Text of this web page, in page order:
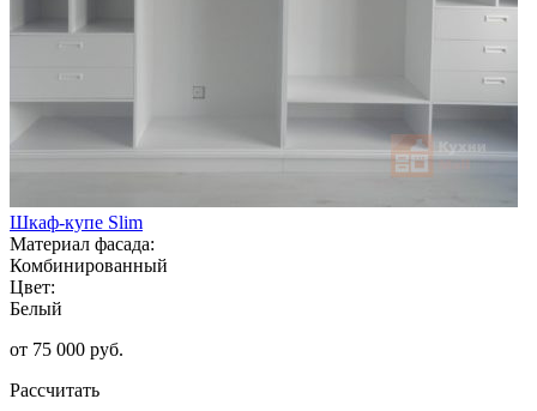
Шкаф-купе Slim
Материал фасада:
Комбинированный
Цвет:
Белый
от 75 000 руб.
Рассчитать